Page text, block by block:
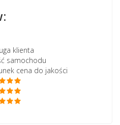
klienta
samochodu
cena do jakości